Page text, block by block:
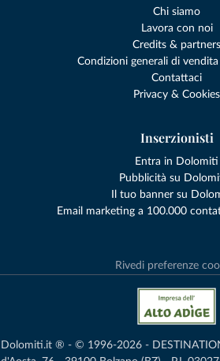
Chi siamo
Lavora con noi
Credits & partners
Condizioni generali di
Contattaci
Privacy & Cookies
Inserzionisti
Entra in Dolomiti
Pubblicità su
Il tuo banner su
Email marketing a 100.000
Rivedi preferenze
Dolomiti.it ® - © 1996-2026 -